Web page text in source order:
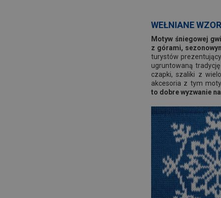
WEŁNIANE
Motyw śniegowej
z górami,
turystów
ugruntowaną
czapki, szaliki z
akcesoria z tym
to dobre wyzwanie